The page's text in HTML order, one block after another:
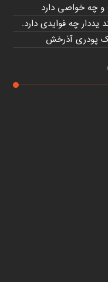
چه خواصی دارد
چه فوایدی دارد.
پودری آذرخش